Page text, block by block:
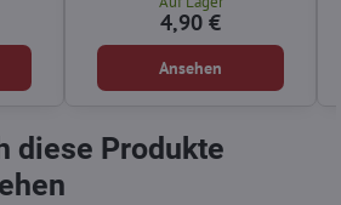
4,90 €
Ansehen
diese Produkte